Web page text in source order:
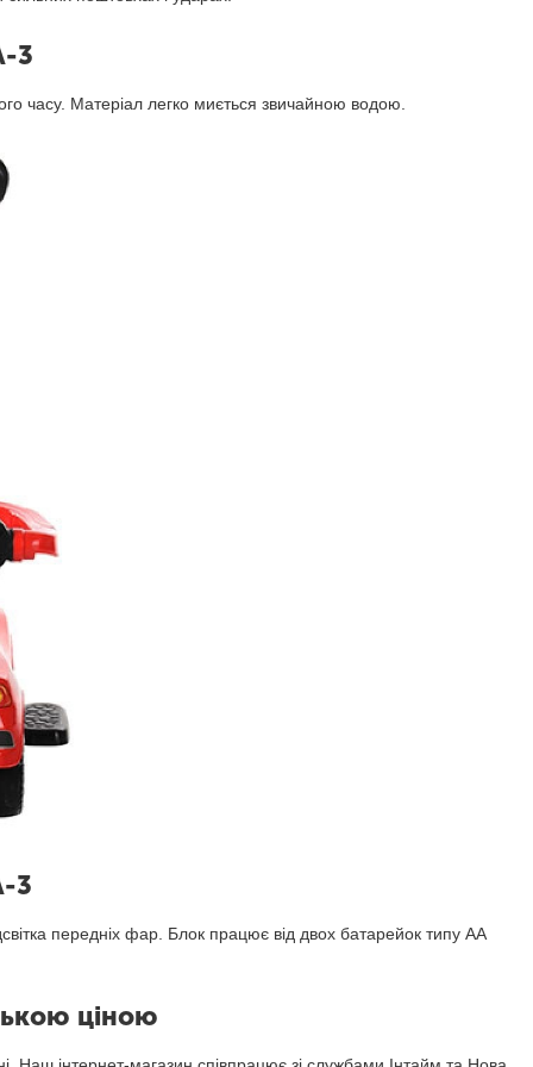
3
часу. Матеріал легко миється звичайною водою.
3
передніх фар. Блок працює від двох батарейок типу АА
ціною